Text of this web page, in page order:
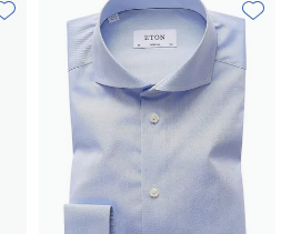
Toevoegen aan favorieten